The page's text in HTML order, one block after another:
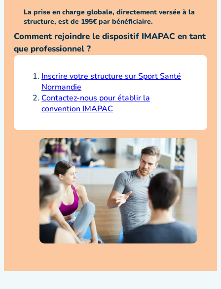
La prise en charge globale, directement versée à la
structure, est de 195€ par bénéficiaire.
Comment rejoindre le dispositif IMAPAC en tant
que professionnel ?
Inscrire votre structure sur Sport Santé
Normandie
Contactez-nous pour établir la
convention IMAPAC